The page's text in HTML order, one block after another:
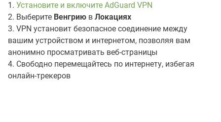
1. Установите и включите AdGuard VPN
2. Выберите Венгрию в Локациях
3. VPN установит безопасное соединение между
вашим устройством и интернетом, позволяя вам
анонимно просматривать веб-страницы
4. Свободно перемещайтесь по интернету, избегая
онлайн-трекеров